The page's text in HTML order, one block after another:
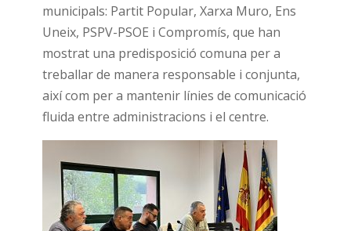
municipals: Partit Popular, Xarxa Muro, Ens
Uneix, PSPV-PSOE i Compromís, que han
mostrat una predisposició comuna per a
treballar de manera responsable i conjunta,
així com per a mantenir línies de comunicació
fluida entre administracions i el centre.